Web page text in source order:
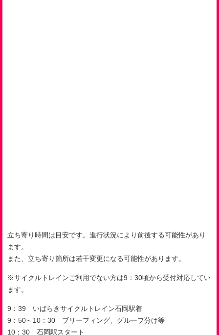
立ち寄り時間は目安です。進行状況により前後する可能性があり
ます。
また、立ち寄り箇所は若干変更になる可能性があります。
※サイクルトレインご利用でない方は9 ： 30頃から受付対応してい
ます。
9 ：39 いばらきサイクルトレイン石岡駅着
9 ： 50～ 10 ： 30 ブリーフィング、グループ分け等
10 ： 30 石岡駅スタート